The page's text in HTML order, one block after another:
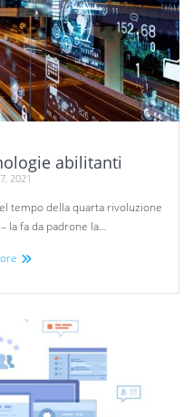
abilitanti
2021
tempo della quarta rivoluzione
la fa da padrone la…